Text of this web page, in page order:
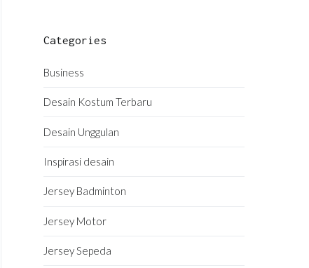
Categories
Business
Desain Kostum Terbaru
Desain Unggulan
Inspirasi desain
Jersey Badminton
Jersey Motor
Jersey Sepeda